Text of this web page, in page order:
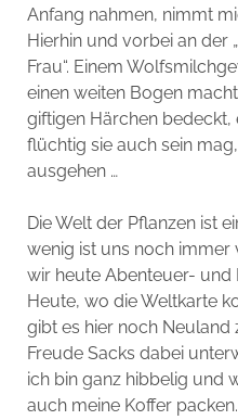
Anfang nahmen, nimmt
Hierhin und vorbei an der
Frau“. Einem
einen weiten Bogen
giftigen Härchen
flüchtig sie auch sein
ausgehen …
Die Welt der Pflanzen ist
wenig ist uns noch immer
wir heute Abenteuer- und
Heute, wo die Weltkarte
gibt es hier noch Neuland
Freude Sacks dabei
ich bin ganz hibbelig und
auch meine Koffer